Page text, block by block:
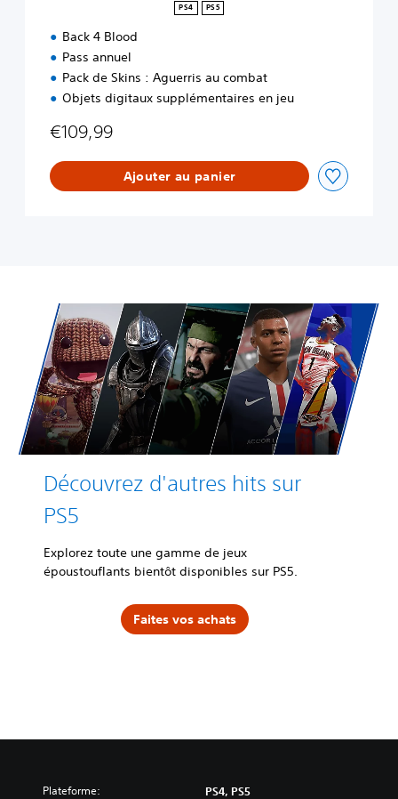
PS4 PS5
Back 4 Blood
Pass annuel
Pack de Skins : Aguerris au combat
Objets digitaux supplémentaires en jeu
€109,99
Ajouter au panier
Découvrez d'autres hits sur
PS5
Explorez toute une gamme de jeux
époustouflants bientôt disponibles sur PS5.
Faites vos achats
Plateforme: PS4, PS5